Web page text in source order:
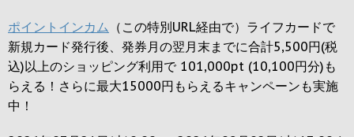
ポイントインカム （この特別URL経由で）ライフカードで
新規カード発行後、発券月の翌月末までに合計5,500円(税
込)以上のショッピング利用で 101,000pt (10,100円分)も
らえる！さらに最大15000円もらえるキャンペーンも実施
中！